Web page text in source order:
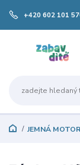
+420 602 101
JEMNÁ